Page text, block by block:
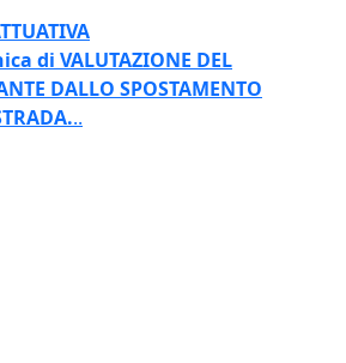
di VALUTAZIONE DEL
DALLO SPOSTAMENTO
..